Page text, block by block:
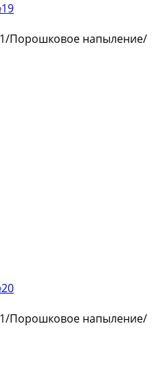
Порошковое напыление/
Порошковое напыление/